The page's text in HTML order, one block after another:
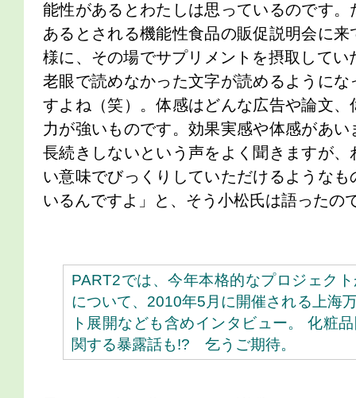
能性があるとわたしは思っているのです
あるとされる機能性食品の販促説明会に
様に、その場でサプリメントを摂取して
老眼で読めなかった文字が読めるように
すよね（笑）。体感はどんな広告や論文
力が強いものです。効果実感や体感があ
長続きしないという声をよく聞きますが
い意味でびっくりしていただけるような
いるんですよ」と、そう小松氏は語ったの
PART2では、今年本格的なプロジェク
について、2010年5月に開催される上海
ト展開なども含めインタビュー。 化粧
関する暴露話も!? 乞うご期待。